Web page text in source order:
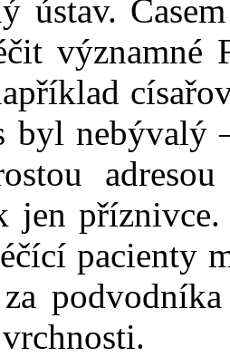
ústav.
významné
byl nebývalý
jen
pacienty
za